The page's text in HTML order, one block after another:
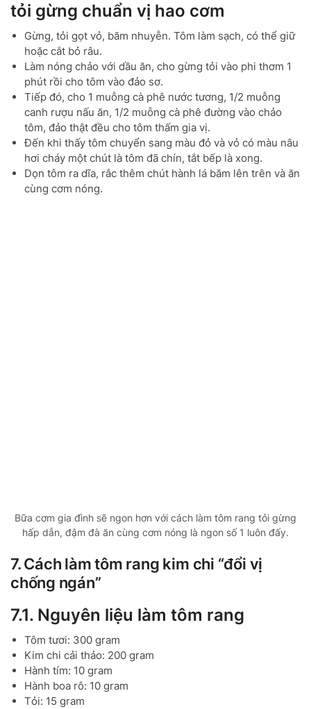
tỏi gừng chuẩn vị hao cơm
Gừng, tỏi gọt vỏ, băm nhuyễn. Tôm làm sạch, có thể giữ
hoặc cắt bỏ râu.
Làm nóng chảo với dầu ăn, cho gừng tỏi vào phi thơm 1
phút rồi cho tôm vào đảo sơ.
Tiếp đó, cho 1 muỗng cà phê nước tương, 1/2 muỗng
canh rượu nấu ăn, 1/2 muỗng cà phê đường vào chảo
tôm, đảo thật đều cho tôm thấm gia vị.
Đến khi thấy tôm chuyển sang màu đỏ và vỏ có màu nâu
hơi cháy một chút là tôm đã chín, tắt bếp là xong.
Dọn tôm ra dĩa, rắc thêm chút hành lá băm lên trên và ăn
cùng cơm nóng.
Bữa cơm gia đình sẽ ngon hơn với cách làm tôm rang tỏi gừng
hấp dẫn, đậm đà ăn cùng cơm nóng là ngon số 1 luôn đấy.
7. Cách làm tôm rang kim chi “đổi vị
chống ngán”
7.1. Nguyên liệu làm tôm rang
Tôm tươi: 300 gram
Kim chi cải thảo: 200 gram
Hành tím: 10 gram
Hành boa rô: 10 gram
Tỏi: 15 gram